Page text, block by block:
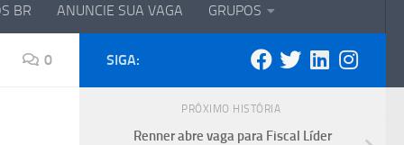
BR ANUNCIE SUA VAGA GRUPOS
0 SIGA:
PRÓXIMO HISTÓRIA
Renner abre vaga para Fiscal Líder